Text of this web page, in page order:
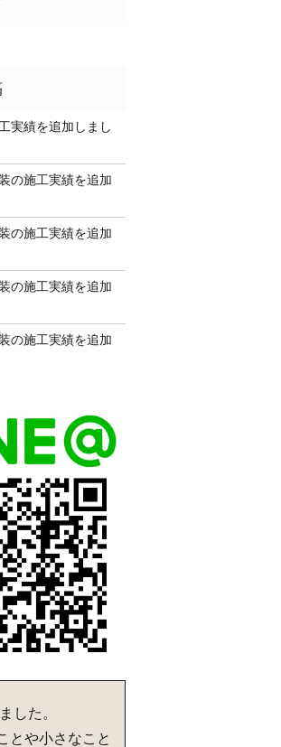
実績を追加しまし
の施工実績を追加
の施工実績を追加
の施工実績を追加
の施工実績を追加
した。
とや小さなこと